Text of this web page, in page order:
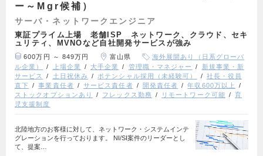
ー～Mgr候補）
サーバ・ネットワークエンジニア
東証プライム上場 老舗ISP ネットワーク、クラウド、セキ
ュリティ、MVNOなど自社開発サービスが強み
600万円 ～ 849万円 富山県
海外展開あり（日系グローバ
ル企業）
上場企業 大手企業 管理職・マネジャー
新規事業・新
サービス
土日祝休み ポテンシャル採用（未経験可）
社長・役員
直下
事業責任者 サービス責任者 開発責任者
年収600万以上
ストックオプションあり
フレックス勤務 リモートワーク可能
育
児支援制度
北陸地方のお客様に対して、ネットワーク・システムインテ
グレーションを行っております。 NI/SI案件のリーダーとし
て、提案…